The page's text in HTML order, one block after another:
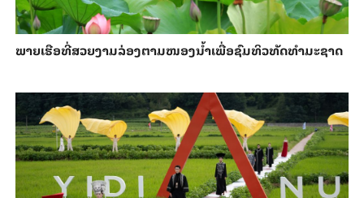
ພາຍ​ເຮືອທີ່​ສວຍ​ງາມ​ລ່ອງ​ຕາມ​​ໜອງນ້ຳ​​ເພື່ອ​ຊົມ​ທິວ​ທັດ​ທຳ​ມະ​ຊາດ